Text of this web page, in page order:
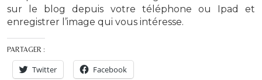
sur le blog depuis votre téléphone ou Ipad et
enregistrer l’image qui vous intéresse.
PARTAGER :
Twitter Facebook